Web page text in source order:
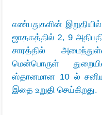
எண்பதுகளின்
ஜாதகத்தில் 2, 9
சாரத்தில்
மென்பொருள்
ஸ்தானமான 10 ல்
இதை உறுதி செய்கிறது.